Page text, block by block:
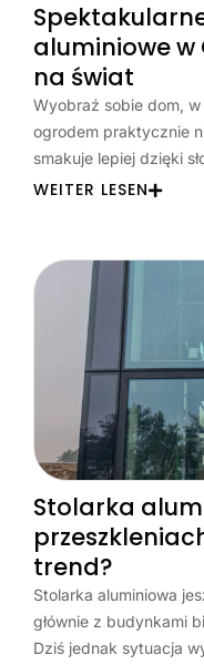
aluminiowe
na świat
Wyobraź sobie dom,
ogrodem praktycznie
smakuje lepiej dzięki
WEITER LESEN
Stolarka
trend?
Stolarka aluminiowa
głównie z budynkami
Dziś jednak sytuacja